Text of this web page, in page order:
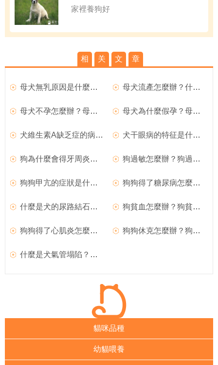
家裡養狗好
相 关 文 章
母犬無乳原因是什麼？母犬產後無奶如何治療？ 母犬流產怎麼辦？什麼原因導致母犬流產？
母犬不孕怎麼辦？母犬不孕的原因是什麼？ 母犬為什麼假孕？母犬假孕如何預防？
犬維生素A缺乏症的病因是什麼？ 犬干眼病的特征是什麼？狗狗得了干眼病怎麼辦？
狗為什麼會得牙周炎？狗得了牙周炎怎麼治療？ 狗過敏怎麼辦？狗過敏特征是什麼？
狗狗甲亢的症狀是什麼？ 狗狗得了糖尿病怎麼辦？犬糖尿病症狀是什麼？
什麼是犬的尿路結石？狗狗得了尿結石怎麼辦？ 狗貧血怎麼辦？狗貧血的症狀是什麼？
狗狗得了心肌炎怎麼辦？犬心肌炎治療方法是什麼？ 狗狗休克怎麼辦？狗狗休克是什麼原因導致？
什麼是犬氣管塌陷？如何治療？
貓咪品種
幼貓喂養